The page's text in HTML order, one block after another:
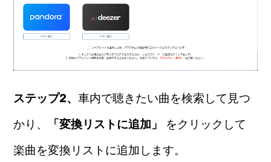
ステップ2、車内で聴きたい曲を検索して見つ
かり、
「変換リストに追加」
をクリックして
楽曲を変換リストに追加します。